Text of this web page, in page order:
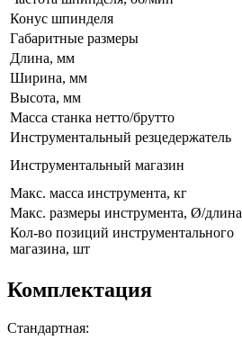
Конус шпинделя
Габаритные размеры
Длина, мм
Ширина, мм
Высота, мм
Масса станка нетто/брутто
Инструментальный резцедержатель
Инструментальный магазин
Макс. масса инструмента, кг
Макс. размеры инструмента, Ø/длина
Кол-во позиций инструментального
магазина, шт
Комплектация
Стандартная: